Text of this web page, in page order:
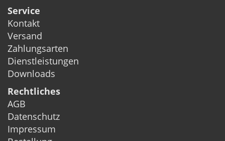
Service
Kontakt
Versand
Zahlungsarten
Dienstleistungen
Downloads
Rechtliches
AGB
Datenschutz
Impressum